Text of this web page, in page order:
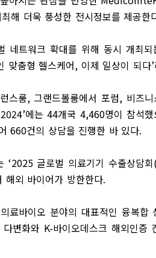
해 더욱 풍성한 전시정보를 제공한
네트워크 확대를 위해 동시 개최되
맞춤형 헬스케어, 이제 일상이 되다’
스룸, 그랜드볼룸에서 포럼, 비즈
에는44개국 4,460명이 참석했
660건의 상담을 진행한 바 있다.
‘2025글로벌 의료기기 수출상담회
해외 바이어가 방한한다.
료바이오 분야의 대표적인 융복합
변화와 K-바이오데스크 해외인증